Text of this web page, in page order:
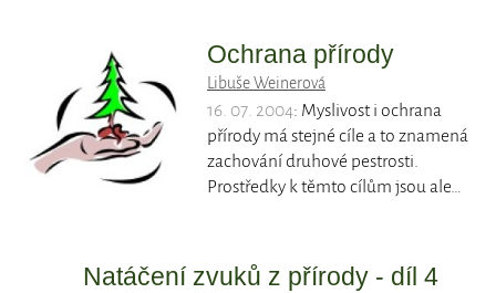
Ochrana přírody
Libuše Weinerová
16. 07. 2004: Myslivost i ochrana
přírody má stejné cíle a to znamená
zachování druhové pestrosti.
Prostředky k těmto cílům jsou ale…
Natáčení zvuků z přírody - díl 4